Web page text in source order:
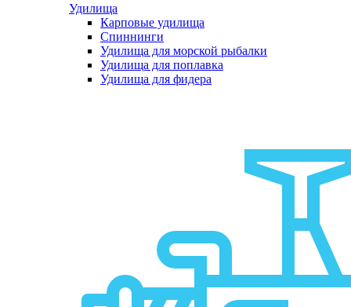
Удилища
Карповые удилища
Спиннинги
Удилища для морской рыбалки
Удилища для поплавка
Удилища для фидера